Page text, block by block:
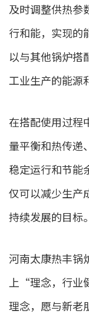
及时调整供热参
行和能，实现的
以与其他锅炉搭
工业生产的能源
在搭配使用过程
量平衡和热传递
稳定运行和节能
仅可以减少生产
持续发展的目标。
河南太康热丰锅
上“理念，行业
理念，愿与新老